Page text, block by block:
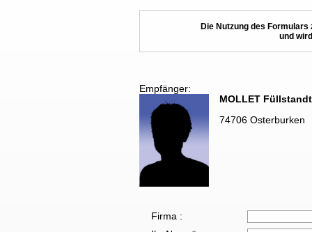
Die Nutzung des
und
Empfänger:
MOLLET
74706 Osterburken
Firma :